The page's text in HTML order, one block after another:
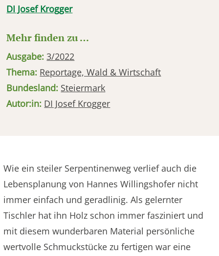
DI Josef Krogger
Mehr finden zu …
Ausgabe: 3/2022
Thema: Reportage, Wald & Wirtschaft
Bundesland: Steiermark
Autor:in: DI Josef Krogger
Wie ein steiler Serpentinenweg verlief auch die
Lebensplanung von Hannes Willingshofer nicht
immer einfach und geradlinig. Als gelernter
Tischler hat ihn Holz schon immer fasziniert und
mit diesem wunderbaren Material persönliche
wertvolle Schmuckstücke zu fertigen war eine